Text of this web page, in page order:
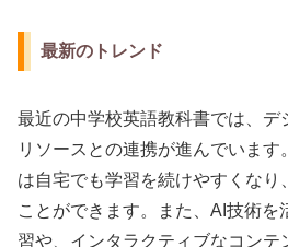
最新のトレンド
最近の中学校英語教科書では、デ
リソースとの連携が進んでいます
は自宅でも学習を続けやすくなり
ことができます。また、AI技術を
習や、インタラクティブなコンテ